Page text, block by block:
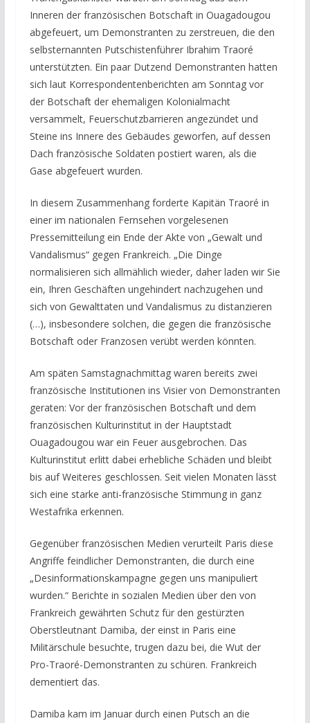
Inneren der französischen Botschaft in Ouagadougou
abgefeuert, um Demonstranten zu zerstreuen, die den
selbsternannten Putschistenführer Ibrahim Traoré
unterstützten. Ein paar Dutzend Demonstranten hatten
sich laut Korrespondentenberichten am Sonntag vor
der Botschaft der ehemaligen Kolonialmacht
versammelt, Feuerschutzbarrieren angezündet und
Steine ​​ins Innere des Gebäudes geworfen, auf dessen
Dach französische Soldaten postiert waren, als die
Gase abgefeuert wurden.
In diesem Zusammenhang forderte Kapitän Traoré in
einer im nationalen Fernsehen vorgelesenen
Pressemitteilung ein Ende der Akte von „Gewalt und
Vandalismus“ gegen Frankreich. „Die Dinge
normalisieren sich allmählich wieder, daher laden wir Sie
ein, Ihren Geschäften ungehindert nachzugehen und
sich von Gewalttaten und Vandalismus zu distanzieren
(…), insbesondere solchen, die gegen die französische
Botschaft oder Franzosen verübt werden könnten.
Am späten Samstagnachmittag waren bereits zwei
französische Institutionen ins Visier von Demonstranten
geraten: Vor der französischen Botschaft und dem
französischen Kulturinstitut in der Hauptstadt
Ouagadougou war ein Feuer ausgebrochen. Das
Kulturinstitut erlitt dabei erhebliche Schäden und bleibt
bis auf Weiteres geschlossen. Seit vielen Monaten lässt
sich eine starke anti-französische Stimmung in ganz
Westafrika erkennen.
Gegenüber französischen Medien verurteilt Paris diese
Angriffe feindlicher Demonstranten, die durch eine
„Desinformationskampagne gegen uns manipuliert
wurden.“ Berichte in sozialen Medien über den von
Frankreich gewährten Schutz für den gestürzten
Oberstleutnant Damiba, der einst in Paris eine
Militärschule besuchte, trugen dazu bei, die Wut der
Pro-Traoré-Demonstranten zu schüren. Frankreich
dementiert das.
Damiba kam im Januar durch einen Putsch an die